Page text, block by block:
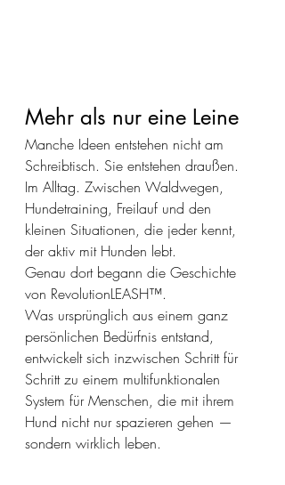
Mehr als nur eine Leine
Manche Ideen entstehen nicht am
Schreibtisch. Sie entstehen draußen.
Im Alltag. Zwischen Waldwegen,
Hundetraining, Freilauf und den
kleinen Situationen, die jeder kennt,
der aktiv mit Hunden lebt.
Genau dort begann die Geschichte
von RevolutionLEASH™.
Was ursprünglich aus einem ganz
persönlichen Bedürfnis entstand,
entwickelt sich inzwischen Schritt für
Schritt zu einem multifunktionalen
System für Menschen, die mit ihrem
Hund nicht nur spazieren gehen —
sondern wirklich leben.